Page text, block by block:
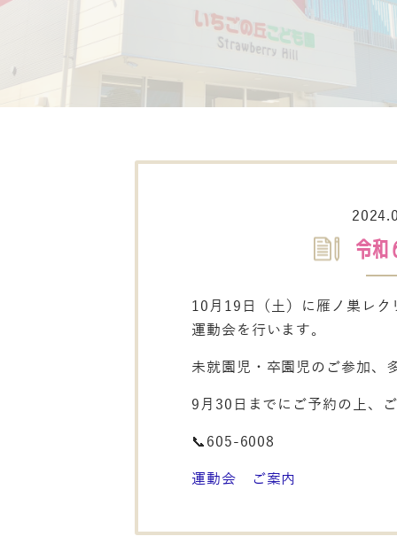
令
10月19日（土）に雁ノ巣レ
運動会を行います。
未就園児・卒園児のご参加
9月30日までにご予約の上、
📞605-6008
運動会 ご案内